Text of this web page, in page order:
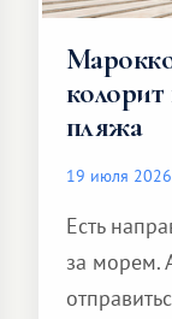
пляжа
19 июля 2026
Есть
за морем.